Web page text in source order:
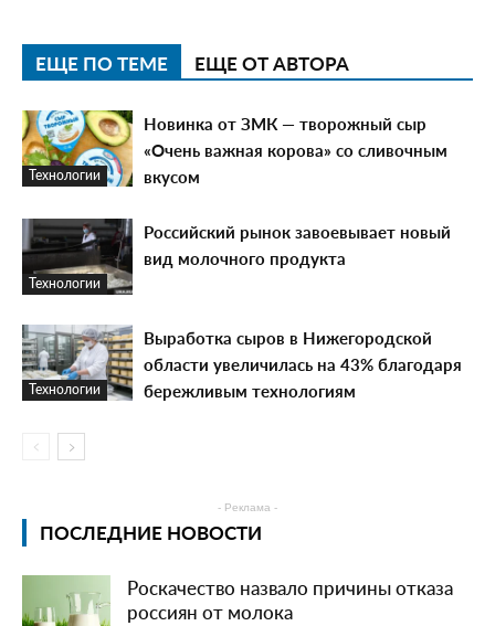
ЕЩЕ ПО ТЕМЕ ЕЩЕ ОТ АВТОРА
Технологии
Новинка от ЗМК — творожный сыр
«Очень важная корова» со сливочным
вкусом
Технологии
Российский рынок завоевывает новый
вид молочного продукта
Технологии
Выработка сыров в Нижегородской
области увеличилась на 43% благодаря
бережливым технологиям
- Реклама -
ПОСЛЕДНИЕ НОВОСТИ
Роскачество назвало причины отказа
россиян от молока